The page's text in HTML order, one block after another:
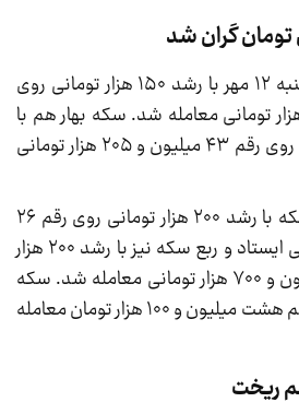
تومان گران شد
قیمت سکه امامی پنجشنبه ۱۲ مهر با رشد ۱۵۰ هزار تومانی روی
۴۸ میلیون و ۶۷۵ هزار تومانی معامله شد. سکه‌ بهار هم با
افزایش ۵۱۵ هزار تومانی روی رقم ۴۳ میلیون و ۲۰۵ هزار تومانی
گفتنی است قیمت نیم‌‌‌سکه با رشد ۲۰۰ هزار تومانی روی رقم ۲۶
میلیون و ۷۰۰ هزار تومانی ایستاد و ربع سکه نیز با رشد ۲۰۰ هزار
تومانی در سطح ۱۷ میلیون و ۷۰۰ هزار تومانی معامله شد. سکه
گرمی نیز بدون تغییر با رقم هشت میلیون و ۱۰۰ هزار تومان معامله
ریخت